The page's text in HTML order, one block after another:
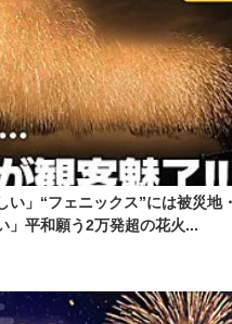
い」“フェニックス”には被災地
」平和願う2万発超の花火...